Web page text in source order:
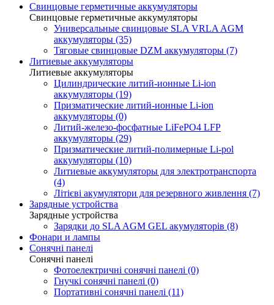
Свинцовые герметичные аккумуляторы
Свинцовые герметичные аккумуляторы
Универсальные свинцовые SLA VRLA AGM
аккумуляторы (35)
Тяговые свинцовые DZM аккумуляторы (7)
Литиевые аккумуляторы
Литиевые аккумуляторы
Цилиндрические литий-ионные Li-ion
аккумуляторы (19)
Призматические литий-ионные Li-ion
аккумуляторы (0)
Литий-железо-фосфатные LiFePO4 LFP
аккумуляторы (29)
Призматические литий-полимерные Li-pol
аккумуляторы (10)
Литиевые аккумуляторы для электротранспорта
(4)
Літієві акумулятори для резервного живлення (7)
Зарядные устройства
Зарядные устройства
Зарядки до SLA AGM GEL акумуляторів (8)
Фонари и лампы
Сонячні панелі
Сонячні панелі
Фотоелектричні cонячні панелі (0)
Гнучкі cонячні панелі (0)
Портативні сонячні панелі (11)